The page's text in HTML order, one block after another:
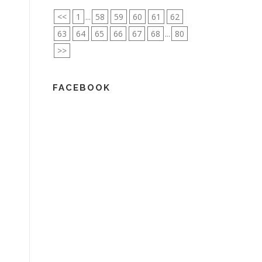
<< 1 ... 58 59 60 61
62
63
64 65 66 67 68 ... 80
>>
FACEBOOK